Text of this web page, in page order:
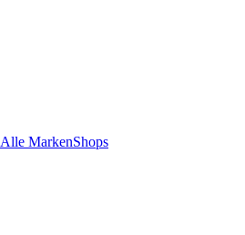
Alle MarkenShops